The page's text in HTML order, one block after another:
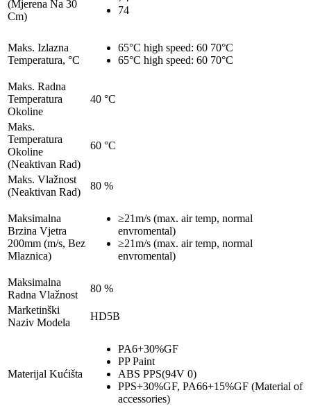
(Mjerena Na 30
Cm)
74
Maks. Izlazna
Temperatura, °C
65°C high speed: 60 70°C
65°C high speed: 60 70°C
Maks. Radna
Temperatura
Okoline
40 °C
Maks.
Temperatura
Okoline
(Neaktivan Rad)
60 °C
Maks. Vlažnost
(Neaktivan Rad)
80 %
Maksimalna
Brzina Vjetra
200mm (m/s, Bez
Mlaznica)
≥21m/s (max. air temp, normal
envromental)
≥21m/s (max. air temp, normal
envromental)
Maksimalna
Radna Vlažnost
80 %
Marketinški
Naziv Modela
HD5B
Materijal Kućišta
PA6+30%GF
PP Paint
ABS PPS(94V 0)
PPS+30%GF, PA66+15%GF (Material of
accessories)